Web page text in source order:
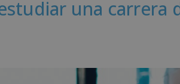
una carrera